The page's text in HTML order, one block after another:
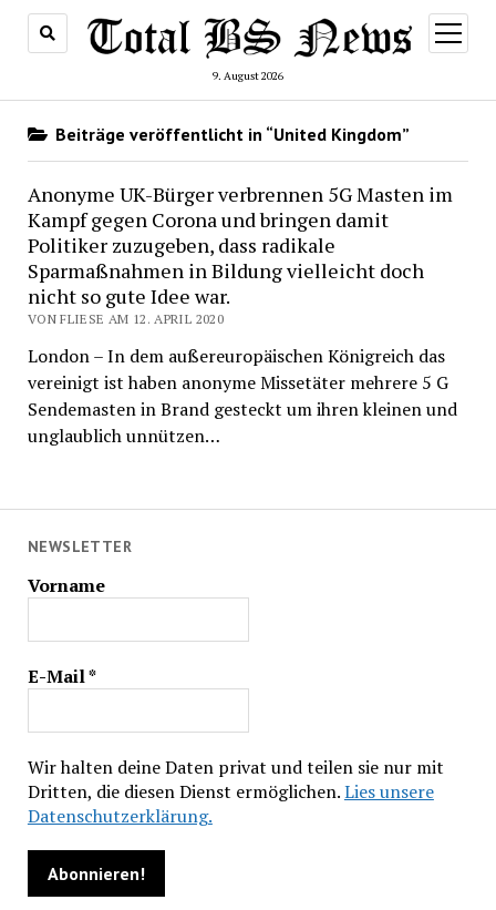
9. August 2026
Menü
öffnen
NEWSLETTER
Vorname
E-Mail*
Wir halten deine Daten privat und teilen sie nur mit
Dritten, die diesen Dienst ermöglichen.Lies unsere
Datenschutzerklärung.
Beiträge veröffentlicht in “United Kingdom”
Anonyme UK-Bürger verbrennen 5G Masten im
Kampf gegen Corona und bringen damit
Politiker zuzugeben, dass radikale
Sparmaßnahmen in Bildung vielleicht doch
nicht so gute Idee war.
VON FLIESE AM 12. APRIL 2020
London – In dem außereuropäischen Königreich das
vereinigt ist haben anonyme Missetäter mehrere 5 G
Sendemasten in Brand gesteckt um ihren kleinen und
unglaublich unnützen…